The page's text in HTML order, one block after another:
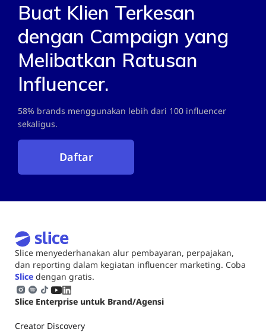
Buat Klien Terkesan
dengan Campaign yang
Melibatkan Ratusan
Influencer.
58% brands menggunakan lebih dari 100 influencer
sekaligus.
Daftar
Slice menyederhanakan alur pembayaran, perpajakan,
dan reporting dalam kegiatan influencer marketing. Coba
Slice dengan gratis.
Slice Enterprise untuk Brand/Agensi
Creator Discovery